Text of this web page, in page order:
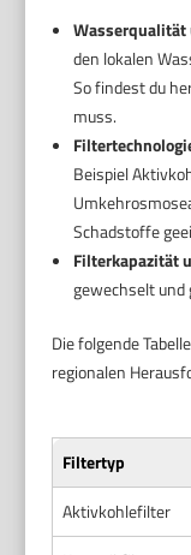
Wasserqualität
den lokalen
So findest du
muss.
Beispiel
Schadstoffe
Filterkapazität
gewechselt
Die folgende
regionalen
Filtertyp
Aktivkohlefilter